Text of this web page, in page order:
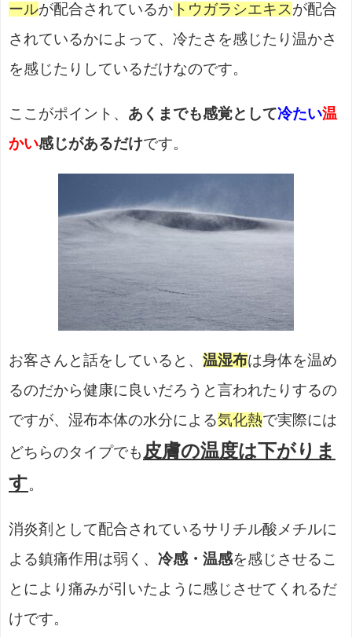
ールが配合されているか トウガラシエキス が配合
されているかによって、冷たさを感じたり温かさ
を感じたりしているだけなのです。
ここがポイント、 あくまでも感覚として冷たい温
かい感じがあるだけです。
お客さんと話をしていると、 温湿布は身体を温め
るのだから健康に良いだろうと言われたりするの
ですが、 湿布本体の水分による気化熱で実際には
どちらのタイプでも 皮膚の温度は下がりま
す。
消炎剤として配合されているサリチル酸メチルに
よる鎮痛作用は弱く、 冷感・温感を感じさせるこ
とにより痛みが引いたように感じさせてくれるだ
けです。